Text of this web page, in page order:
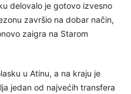
delovalo je gotovo izvesno
završio na dobar način,
zaigra na Starom
u Atinu, a na kraju je
jedan od najvećih transfera